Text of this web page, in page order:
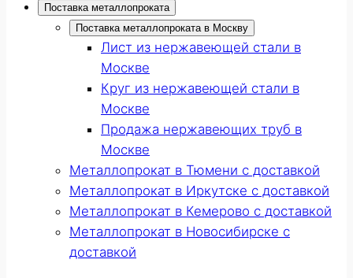
Поставка металлопроката
Поставка металлопроката в Москву
Лист из нержавеющей стали в
Москве
Круг из нержавеющей стали в
Москве
Продажа нержавеющих труб в
Москве
Металлопрокат в Тюмени с доставкой
Металлопрокат в Иркутске с доставкой
Металлопрокат в Кемерово с доставкой
Металлопрокат в Новосибирске с
доставкой